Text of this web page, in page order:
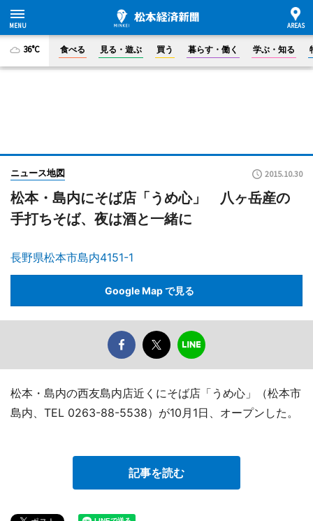
36°C 食べる 見る・遊ぶ 買う 暮らす・働く 学ぶ・知る
ニュース地図 2015.10.30
松本・島内にそば店「うめ心」 八ヶ岳産の
手打ちそば、夜は酒と一緒に
長野県松本市島内4151-1
Google Map で見る
松本・島内の西友島内店近くにそば店「うめ心」（松本市
島内、TEL 0263-88-5538）が10月1日、オープンした。
記事を読む